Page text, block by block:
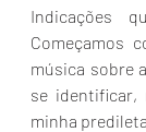
Indicações
Começamos
música sobre
se identificar,
minha